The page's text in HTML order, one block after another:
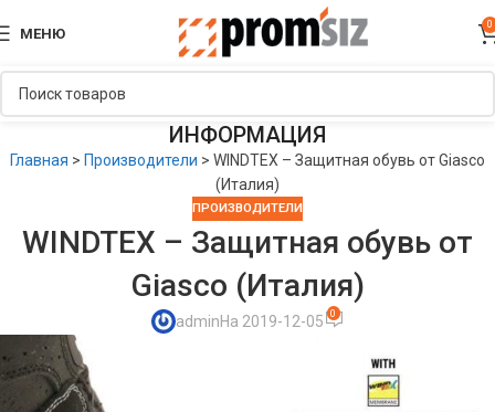
МЕНЮ
0
ИНФОРМАЦИЯ
Главная > Производители > WINDTEX – Защитная обувь от Giasco
(Италия)
ПРОИЗВОДИТЕЛИ
WINDTEX – Защитная обувь от
Giasco (Италия)
adminНа 2019-12-05 0